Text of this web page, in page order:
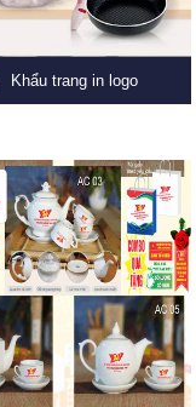
Khẩu trang in logo